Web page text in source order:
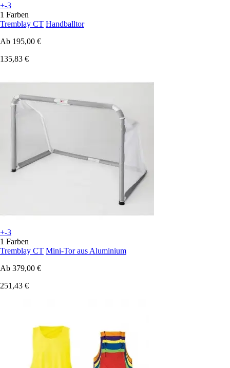
+-3
1 Farben
Tremblay CT Handballtor
Ab 195,00 €
135,83 €
+-3
1 Farben
Tremblay CT Mini-Tor aus Aluminium
Ab 379,00 €
251,43 €